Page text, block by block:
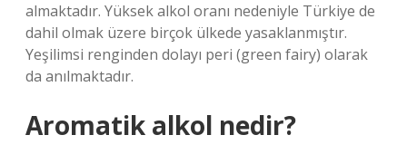
almaktadır. Yüksek alkol oranı nedeniyle Türkiye de
dahil olmak üzere birçok ülkede yasaklanmıştır.
Yeşilimsi renginden dolayı peri (green fairy) olarak
da anılmaktadır.
Aromatik alkol nedir?